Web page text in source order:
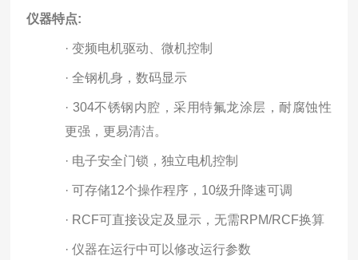
仪器特点:
·变频电机驱动、微机控制
·全钢机身，数码显示
· 304不锈钢内腔，采用特氟龙涂层，耐腐蚀性
更强，更易清洁。
· 电子安全门锁，独立电机控制
·可存储12个操作程序，10级升降速可调
· RCF可直接设定及显示，无需RPM/RCF换算
·仪器在运行中可以修改运行参数